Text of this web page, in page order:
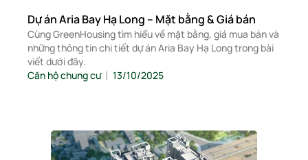
Dự án Aria Bay Hạ Long – Mặt bằng & Giá bán
Cùng GreenHousing tìm hiểu về mặt bằng, giá mua bán và
những thông tin chi tiết dự án Aria Bay Hạ Long trong bài
viết dưới đây.
Căn hộ chung cư
13/10/2025